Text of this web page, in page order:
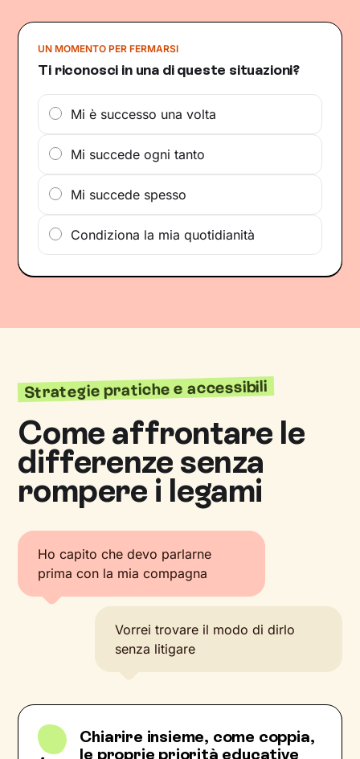
UN MOMENTO PER FERMARSI
Ti riconosci in una di queste situazioni?
Mi è successo una volta
Mi succede ogni tanto
Mi succede spesso
Condiziona la mia quotidianità
Strategie pratiche e accessibili
Come affrontare le
differenze senza
rompere i legami
Ho capito che devo parlarne
prima con la mia compagna
Vorrei trovare il modo di dirlo
senza litigare
Chiarire insieme, come coppia,
le proprie priorità educative